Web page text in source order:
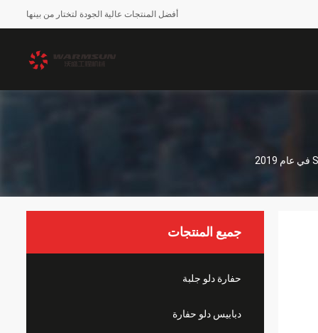
أفضل المنتجات عالية الجودة لتختار من بينها
جميع المنتجات
حفارة دلو جلبة
دبابيس دلو حفارة